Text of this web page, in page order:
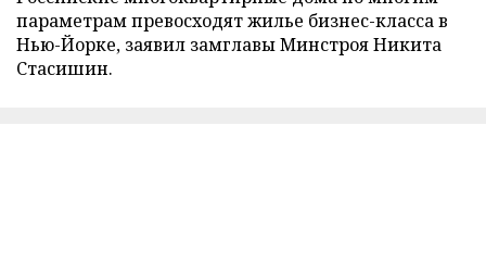
параметрам превосходят жилье бизнес-класса в
Нью-Йорке, заявил замглавы Минстроя Никита
Стасишин.